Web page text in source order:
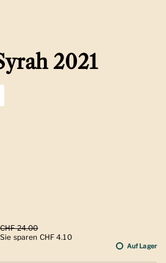
2021
Sale-Preis
CHF 24.00
Sie sparen CHF 4.10
Auf Lager